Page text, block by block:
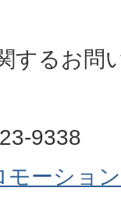
するお問
9338
モーショ